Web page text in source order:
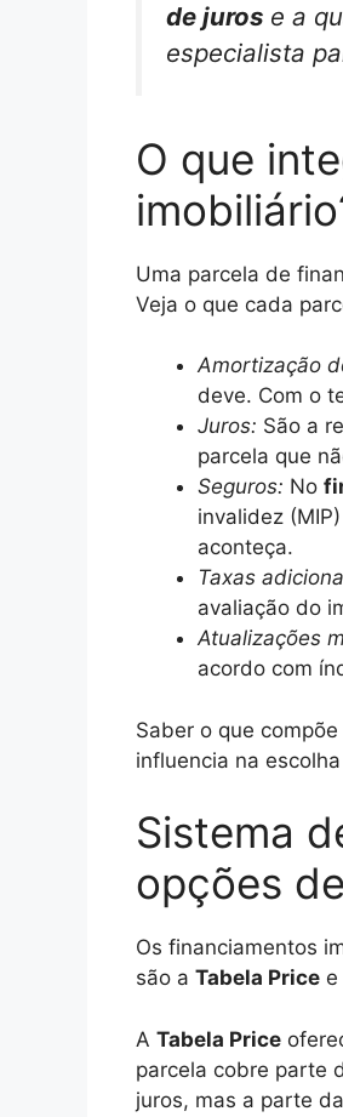
de juros e a
especialista
O que
Uma parcela de
Veja o que cada
Amortização
deve. Com o
Juros: São a
parcela que
Seguros: No
invalidez
aconteça.
Taxas
avaliação do
Atualizações
acordo com
Saber o que
influencia na
Sistema
opções
Os financiamentos
são a Tabela Price e
A Tabela Price
parcela cobre parte
juros, mas a parte